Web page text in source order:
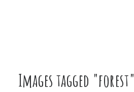
Images tagged "forest"